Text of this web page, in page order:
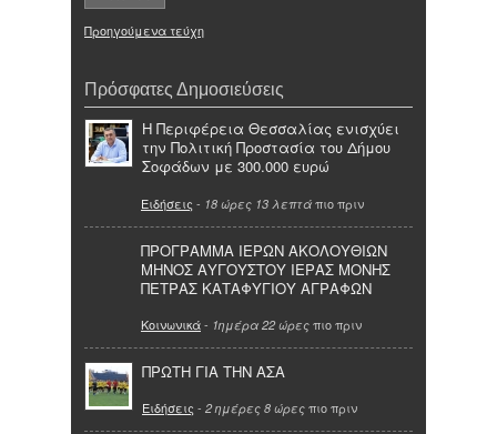
Προηγούμενα τεύχη
Πρόσφατες Δημοσιεύσεις
Η Περιφέρεια Θεσσαλίας ενισχύει
την Πολιτική Προστασία του Δήμου
Σοφάδων με 300.000 ευρώ
Ειδήσεις - 18 ώρες 13 λεπτά πιο πριν
ΠΡΟΓΡΑΜΜΑ ΙΕΡΩΝ ΑΚΟΛΟΥΘΙΩΝ
ΜΗΝΟΣ ΑΥΓΟΥΣΤΟΥ ΙΕΡΑΣ ΜΟΝΗΣ
ΠΕΤΡΑΣ ΚΑΤΑΦΥΓΙΟΥ ΑΓΡΑΦΩΝ
Κοινωνικά- 1ημέρα 22 ώρες πιο πριν
ΠΡΩΤΗ ΓΙΑ ΤΗΝ ΑΣΑ
Ειδήσεις - 2 ημέρες 8 ώρες πιο πριν